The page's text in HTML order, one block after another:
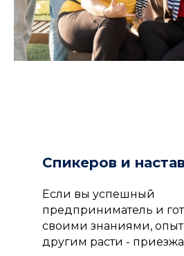
Спикеров и
Если вы успешный
предприниматель и
своими знаниями,
другим расти -